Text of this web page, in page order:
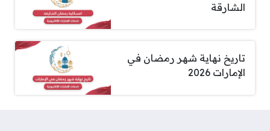
الشارقة
تاريخ نهاية شهر رمضان في
الإمارات 2026